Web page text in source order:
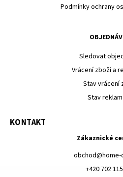
Podmínky ochrany
Sledovat
Vrácení zboží a
Stav vrácení
Stav
KONTAKT
Zákaznické
obchod@
+420 702